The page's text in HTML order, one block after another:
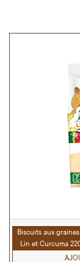
Biscuits aux
Lin et Curcuma